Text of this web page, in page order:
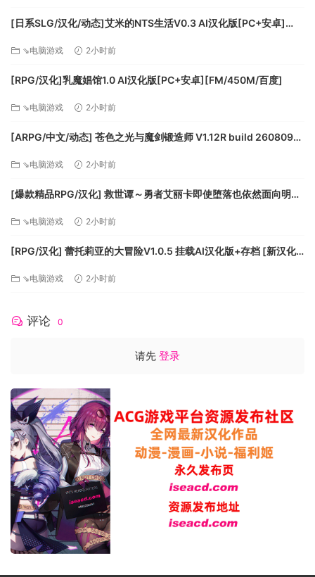
※精致剧情，可爱立绘，文字与CG
游戏中每一个妹子，都会有好几段专属剧情，而不是没头没脑
带入感，过程中的细腻描述，
[日系SLG/汉化/动态]艾米的NTS生活V0.3 AI汉化版[PC+安卓]
⇘电脑游戏 2小时前
[RPG/汉化]乳魔娼馆1.0 AI汉化版[PC+安卓][FM/450M/百度]
⇘电脑游戏 2小时前
[ARPG/中文/动态] 苍色之光与魔剑锻造师 V1.12R build 26080901
⇘电脑游戏 2小时前
[爆款精品RPG/汉化] 救世谭～勇者艾丽卡即使堕落也依然面向明天
⇘电脑游戏 2小时前
[RPG/汉化] 蕾托莉亚的大冒险V1.0.5 挂载AI汉化版+存档 [新汉化]
⇘电脑游戏 2小时前
评论 0
请先 登录